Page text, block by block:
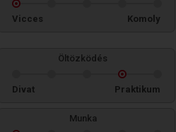
Vicces Komoly
Öltözködés
Divat Praktikum
Munka